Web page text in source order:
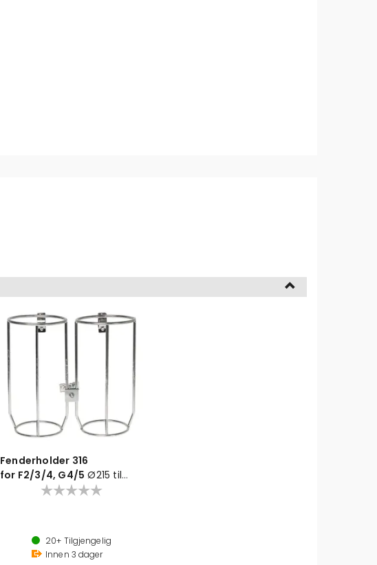
Fenderholder 316
for F2/3/4, G4/5 Ø215 til
160mm (2stk)
Leveres i par
Ø: 170mm/205mm/230mm/265mm
20+ Tilgjengelig
Innen 3 dager